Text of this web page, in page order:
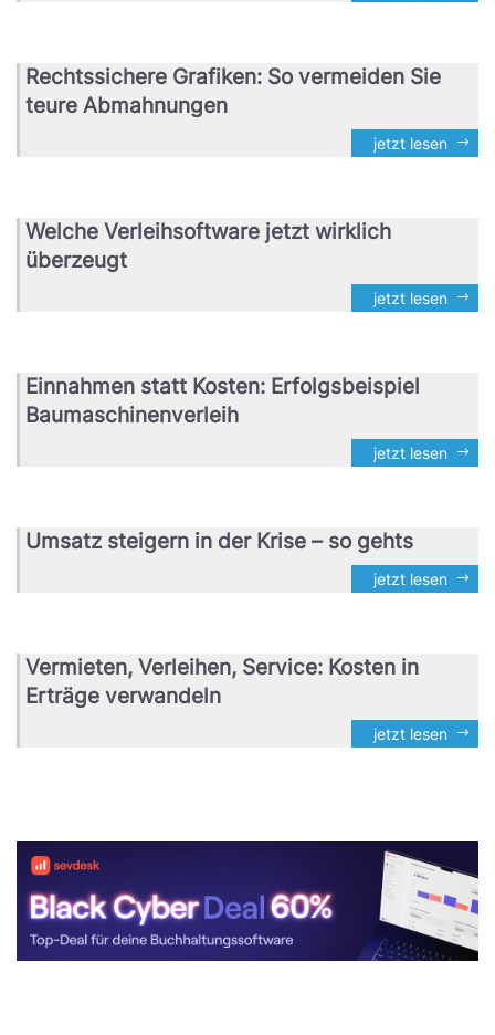
Rechtssichere Grafiken: So vermeiden Sie
teure Abmahnungen
jetzt lesen
Welche Verleihsoftware jetzt wirklich
überzeugt
jetzt lesen
Einnahmen statt Kosten: Erfolgsbeispiel
Baumaschinenverleih
jetzt lesen
Umsatz steigern in der Krise – so gehts
jetzt lesen
Vermieten, Verleihen, Service: Kosten in
Erträge verwandeln
jetzt lesen